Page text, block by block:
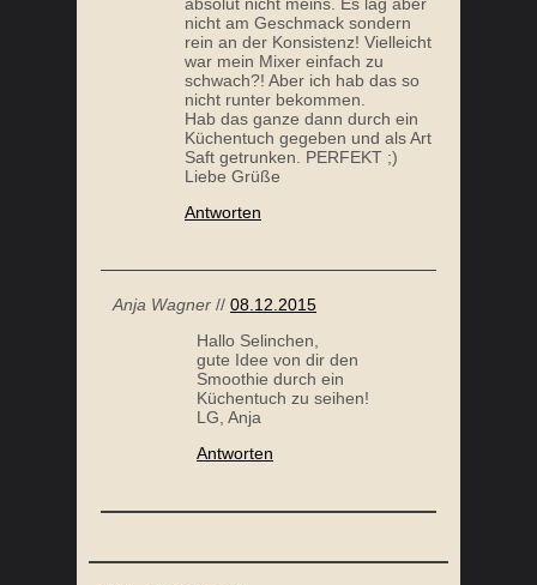
nicht am Geschmack sondern
rein an der Konsistenz! Vielleicht
war mein Mixer einfach zu
schwach?! Aber ich hab das so
nicht runter bekommen.
Hab das ganze dann durch ein
Küchentuch gegeben und als Art
Saft getrunken. PERFEKT ;)
Liebe Grüße
Antworten
Anja Wagner // 08.12.2015
Hallo Selinchen,
gute Idee von dir den
Smoothie durch ein
Küchentuch zu seihen!
LG, Anja
Antworten